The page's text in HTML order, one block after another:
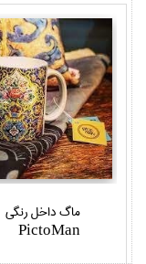
ماگ داخل رنگي
PictoMan